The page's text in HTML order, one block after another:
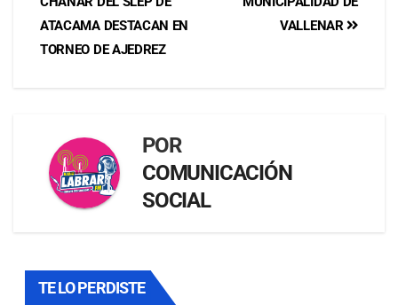
VALLENAR
ATACAMA DESTACAN EN
TORNEO DE AJEDREZ
POR
COMUNICACIÓN
SOCIAL
TE LO PERDISTE